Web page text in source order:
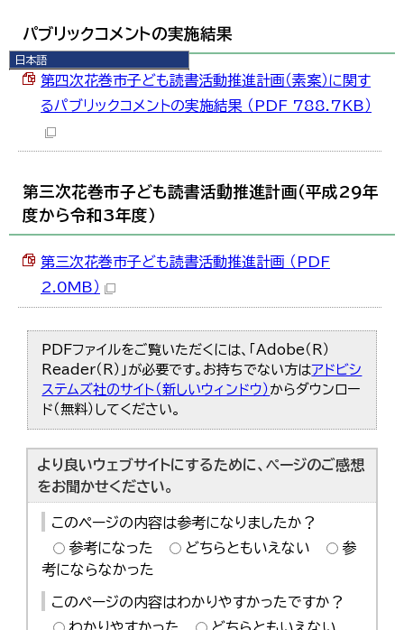
日本語
日本語
한국어
简体中文
パブリックコメントの実施結果
第四次花巻市子ども読書活動推進計画（素案）に関す
るパブリックコメントの実施結果 （PDF 788.7KB）
第三次花巻市子ども読書活動推進計画（平成29年
度から令和3年度）
第三次花巻市子ども読書活動推進計画 （PDF
2.0MB）
PDFファイルをご覧いただくには、「Adobe（R）
Reader（R）」が必要です。お持ちでない方はアドビシ
ステムズ社のサイト（新しいウィンドウ） からダウンロー
ド（無料）してください。
より良いウェブサイトにするために、ページのご感想
をお聞かせください。
このページの内容は参考になりましたか？
参考になった
どちらともいえない
参
考にならなかった
このページの内容はわかりやすかったですか？